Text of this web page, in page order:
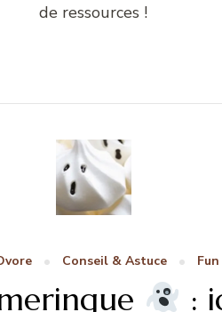
de ressources !
Conseil & Astuce
: